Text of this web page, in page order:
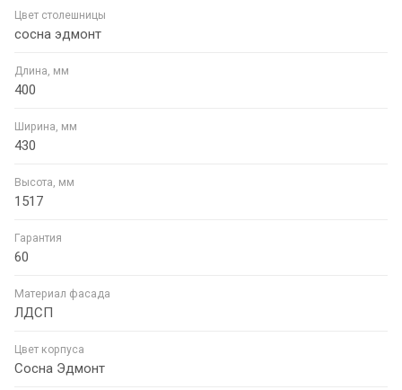
Цвет столешницы
сосна эдмонт
Длина, мм
400
Ширина, мм
430
Высота, мм
1517
Гарантия
60
Материал фасада
ЛДСП
Цвет корпуса
Сосна Эдмонт